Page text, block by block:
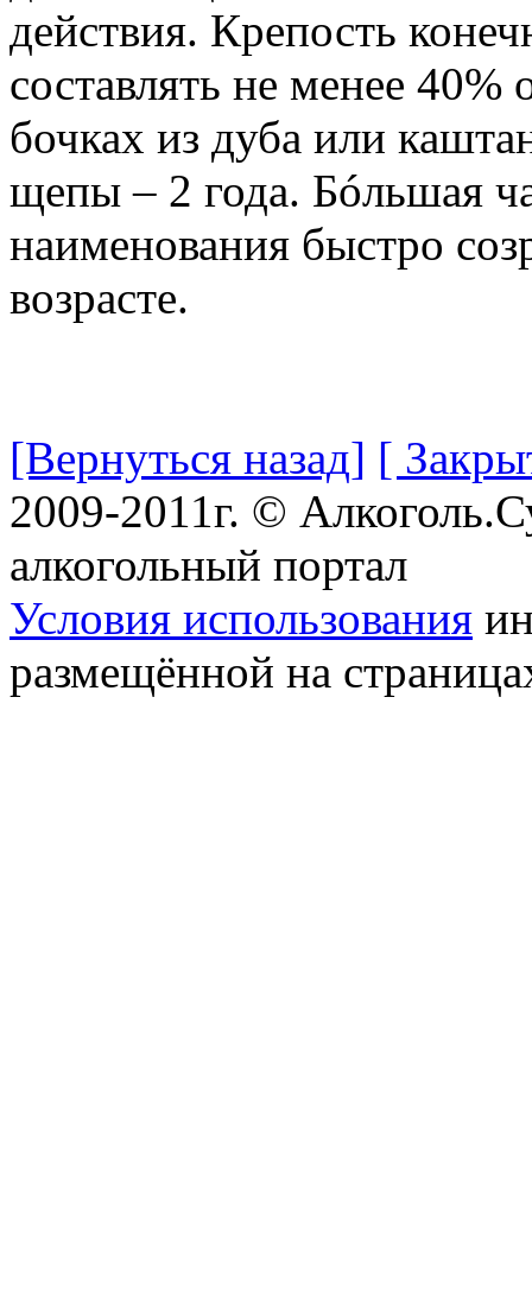
действия. Крепость
составлять не менее
бочках из дуба или
щепы – 2 года. Бóльшая
наименования быстро
возрасте.
[Вернуться назад] [
2009-2011г. ©
алкогольный портал
Условия использования
размещённой на